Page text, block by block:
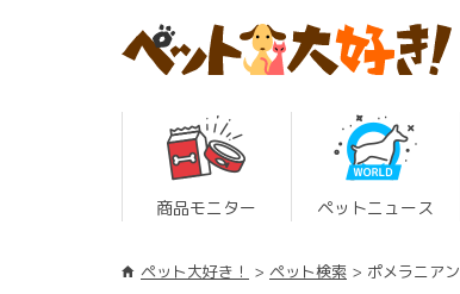
商品モニター ペットニュース
ペット大好き！ ペット検索 ポメラニアン